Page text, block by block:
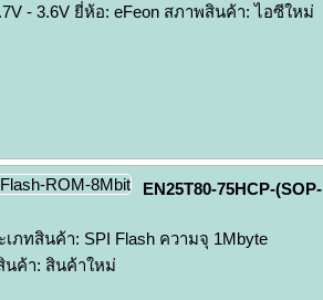
- 3.6V ยี่ห้อ: eFeon สภาพสินค้า: ไอซีใหม่
EN25T80-75HCP-(SOP-
เภทสินค้า: SPI Flash ความจุ 1Mbyte
นค้า: สินค้าใหม่